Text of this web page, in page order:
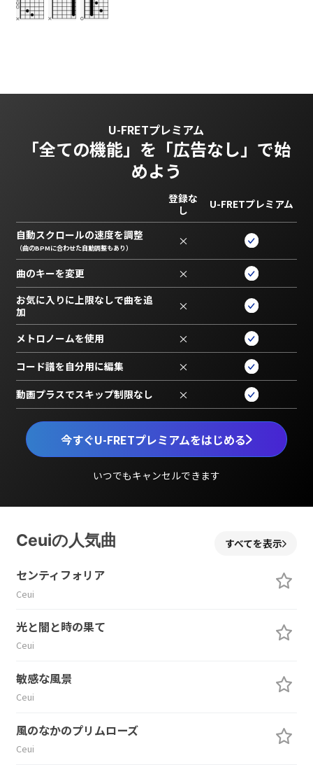
U-FRETプレミアム
「全ての機能」を 「広告なし」で始
めよう
今すぐU-FRETプレミアムをはじめる
いつでもキャンセルできます
登録な
し
U-FRETプレミアム
自動スクロールの速度を調整
（曲のBPMに合わせた自動調整もあり） ×
曲のキーを変更 ×
お気に入りに上限なしで曲を追
加
×
メトロノームを使用 ×
コード譜を自分用に編集 ×
動画プラスでスキップ制限なし ×
Ceuiの人気曲 すべてを表示
センティフォリア
Ceui
光と闇と時の果て
Ceui
敏感な風景
Ceui
風のなかのプリムローズ
Ceui